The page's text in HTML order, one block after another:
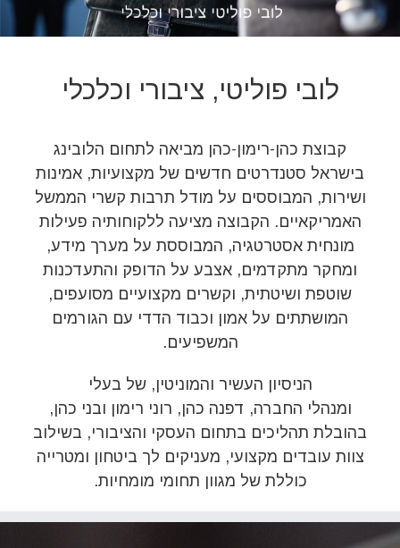
לובי פוליטי, ציבורי וכלכלי
קבוצת כהן-רימון-כהן מביאה לתחום הלובינג
בישראל סטנדרטים חדשים של מקצועיות, אמינות
ושירות, המבוססים על מודל תרבות קשרי הממשל
האמריקאיים. הקבוצה מציעה ללקוחותיה פעילות
מונחית אסטרטגיה, המבוססת על מערך מידע,
ומחקר מתקדמים, אצבע על הדופק והתעדכנות
שוטפת ושיטתית, וקשרים מקצועיים מסועפים,
המושתתים על אמון וכבוד הדדי עם הגורמים
המשפיעים.
הניסיון העשיר והמוניטין, של בעלי
ומנהלי החברה, דפנה כהן, רוני רימון ובני כהן,
בהובלת תהליכים בתחום העסקי והציבורי, בשילוב
צוות עובדים מקצועי, מעניקים לך ביטחון ומטרייה
כוללת של מגוון תחומי מומחיות.